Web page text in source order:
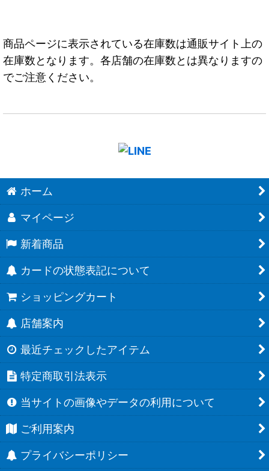
商品ページに表示されている在庫数は通販サイト上の
在庫数となります。各店舗の在庫数とは異なりますの
でご注意ください。
ホーム
マイページ
新着商品
カードの状態表記について
ショッピングカート
店舗案内
最近チェックしたアイテム
特定商取引法表示
当サイトの画像やデータの利用について
ご利用案内
プライバシーポリシー